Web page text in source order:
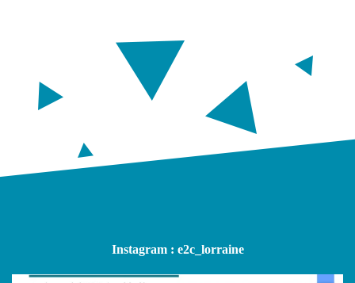
Instagram : e2c_lorraine